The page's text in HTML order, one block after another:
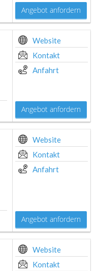
Angebot anfordern
Website
Kontakt
Anfahrt
Angebot anfordern
Website
Kontakt
Anfahrt
Angebot anfordern
Website
Kontakt